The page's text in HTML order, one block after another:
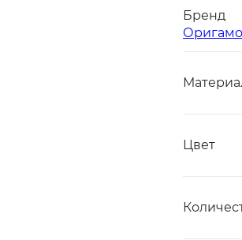
Бренд
Оригамо
Цвет